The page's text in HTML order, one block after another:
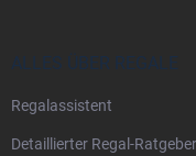
ALLES ÜBER REGALE
Regalassistent
Detaillierter Regal-Ratgeber